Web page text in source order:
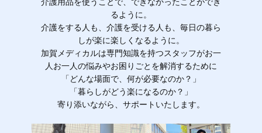
るように。
介護をする人も、介護を受ける人も、毎日の暮ら
しが楽に楽しくなるように。
加賀メディカルは専門知識を持つスタッフがお一
人お一人の悩みやお困りごとを解消するために
「どんな場面で、何が必要なのか？」
「暮らしがどう楽になるのか？」
寄り添いながら、サポートいたします。